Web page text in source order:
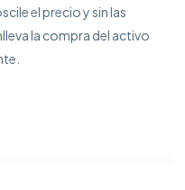
el precio y sin las
la compra del activo